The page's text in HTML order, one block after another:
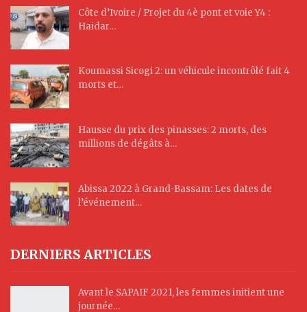
Côte d’Ivoire / Projet du 4è pont et voie Y4 :
Haidar…
Koumassi Sicogi 2: un véhicule incontrôlé fait 4
morts et…
Hausse du prix des pinasses: 2 morts, des
millions de dégâts à…
Abissa 2022 à Grand-Bassam: Les dates de
l’événement…
DERNIERS ARTICLES
Avant le SAPAIF 2021, les femmes initient une
journée…